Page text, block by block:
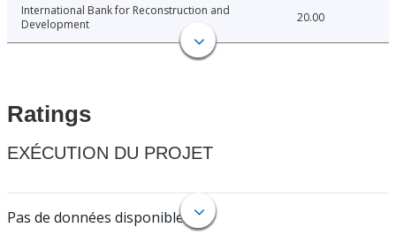
International Bank for Reconstruction and
Development
20.00
Ratings
EXÉCUTION DU PROJET
Pas de données disponibles.